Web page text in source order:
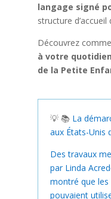
langage signé
structure
Découvrez
à votre quotidien
de la Petite
💡 📚 La
aux États-Unis
Des travaux
par Linda
montré que les
pouvaient